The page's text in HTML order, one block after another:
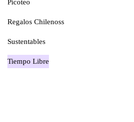
Picoteo
Regalos Chilenoss
Sustentables
Tiempo Libre